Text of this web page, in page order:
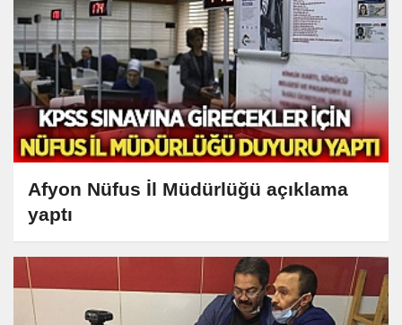
Afyon Nüfus İl Müdürlüğü açıklama
yaptı